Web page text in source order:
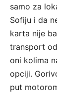
samo za
Sofiju i da
karta nije
transport
oni kolima
opciji.
put